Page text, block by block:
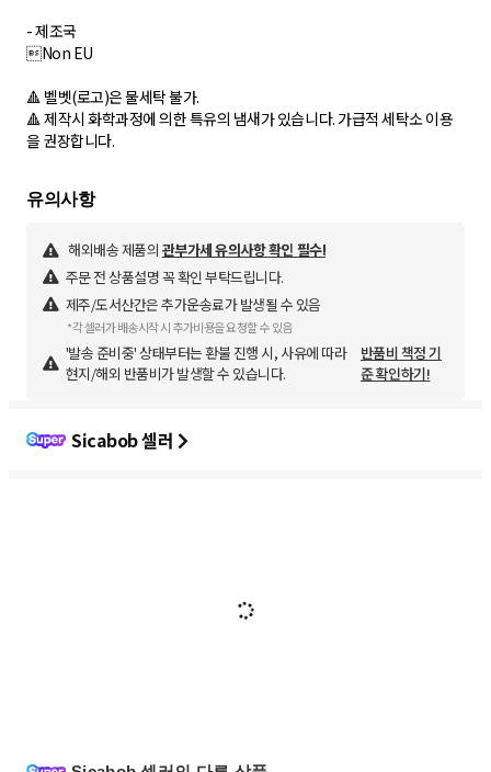
- 제조국
Non EU
🔺 벨벳(로고)은 물세탁 불가.
🔺 제작시 화학과정에 의한 특유의 냄새가 있습니다. 가급적 세탁소 이용
유의사항
해외배송 제품의 관부가세 유의사항 확인 필수!
주문 전 상품설명 꼭 확인 부탁드립니다.
제주/도서산간은 추가운송료가 발생될 수 있음
*각 셀러가 배송시작 시 추가비용을 요청할 수 있음
'발송 준비중' 상태부터는 환불 진행 시, 사유에 따라
현지/해외 반품비가 발생할 수 있습니다.
반품비 책정 기
준 확인하기!
Sicabob 셀러